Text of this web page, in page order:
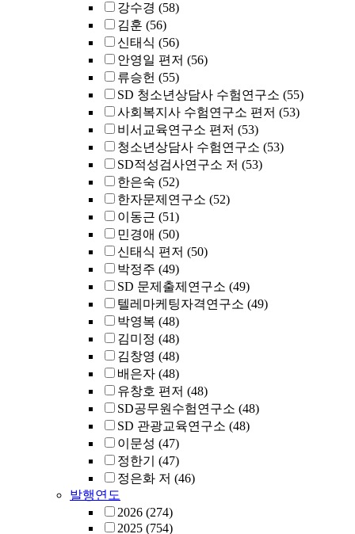
강수경 (58)
김훈 (56)
신태식 (56)
안영일 편저 (56)
류승헌 (55)
SD 청소년상담사 수험연구소 (55)
사회복지사 수험연구소 편저 (53)
비서교육연구소 편저 (53)
청소년상담사 수험연구소 (53)
SD적성검사연구소 저 (53)
한은숙 (52)
한자문제연구소 (52)
이동근 (51)
민경애 (50)
신태식 편저 (50)
박정주 (49)
SD 문제출제연구소 (49)
텔레마케팅자격연구소 (49)
박영복 (48)
김미정 (48)
김창영 (48)
배은자 (48)
유창호 편저 (48)
SD공무원수험연구소 (48)
SD 관광교육연구소 (48)
이문성 (47)
정한기
(47)
정은화 저 (46)
발행연도
2026 (274)
2025 (754)